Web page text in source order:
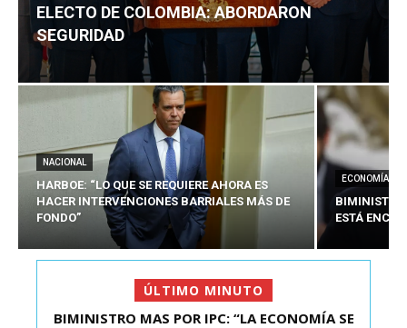
ELECTO DE COLOMBIA: ABORDARON
SEGURIDAD
NACIONAL
HARBOE: “LO QUE SE REQUIERE AHORA ES
HACER INTERVENCIONES BARRIALES MÁS DE
FONDO”
ECONOMÍA
BIMINISTRO
ESTÁ
ÚLTIMO MINUTO
KAST SE REUNIÓ CON EL PRESIDENTE ELECTO DE